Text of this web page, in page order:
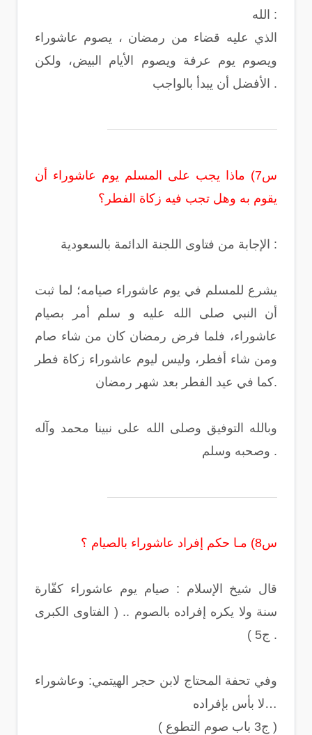
الله :
الذي عليه قضاء من رمضان ، يصوم عاشوراء
ويصوم يوم عرفة ويصوم الأيام البيض، ولكن
الأفضل أن يبدأ بالواجب .
س7) ماذا يجب على المسلم يوم عاشوراء أن
يقوم به وهل تجب فيه زكاة الفطر؟
الإجابة من فتاوى اللجنة الدائمة بالسعودية :
يشرع للمسلم في يوم عاشوراء صيامه؛ لما ثبت
أن النبي صلى الله عليه و سلم أمر بصيام
عاشوراء، فلما فرض رمضان كان من شاء صام
ومن شاء أفطر، وليس ليوم عاشوراء زكاة فطر
كما في عيد الفطر بعد شهر رمضان.
وبالله التوفيق وصلى الله على نبينا محمد وآله
وصحبه وسلم .
س8) مـا حكم إفراد عاشوراء بالصيام ؟
قال شيخ الإسلام : صيام يوم عاشوراء كفّارة
سنة ولا يكره إفراده بالصوم .. ( الفتاوى الكبرى
ج5 ) .
وفي تحفة المحتاج لابن حجر الهيتمي: وعاشوراء
لا بأس بإفراده…
( ج3 باب صوم التطوع )